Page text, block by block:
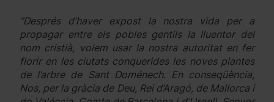
“Després d’haver expost la nostra vida per a
propagar entre els pobles gentils la lluentor del
nom cristià, volem usar la nostra autoritat en fer
florir en les ciutats conquerides les noves plantes
de l’arbre de Sant Doménech. En conseqüència,
Nos, per la gràcia de Deu, Rei d’Aragó, de Mallorca i